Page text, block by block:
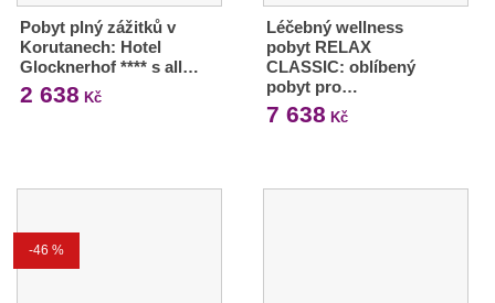
Pobyt plný zážitků v
Korutanech: Hotel
Glocknerhof **** s all…
2 638 Kč
Léčebný wellness
pobyt RELAX
CLASSIC: oblíbený
pobyt pro…
7 638 Kč
-46 %